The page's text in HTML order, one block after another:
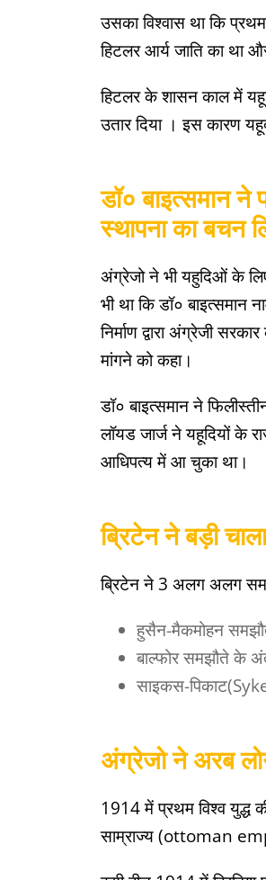
उसका विश्वास था कि
हिटलर आर्य जाति का था
हिटलर के शासन काल में
उतार दिया । इस कारण
डॉ० बाइत्समान
स्थापना का बचन
अंग्रेजो ने भी यहुदिओं के
भी था कि डॉ० बाइत्समान
निर्माण द्वारा अंग्रेजी
मांगने को कहा।
डॉ० बाइत्समान ने
लॉयड जार्ज ने यहूदियों के
आधिपत्य में आ चुका था।
ब्रिटेन ने बड़ी
ब्रिटेन ने 3 अलग अलग
हुसैन-मैकमोहन
बाल्फोर समझौते के
साइकस-
अंग्रेजो ने अरब
1914 में प्रथम विश्व
साम्राज्य (ottoman